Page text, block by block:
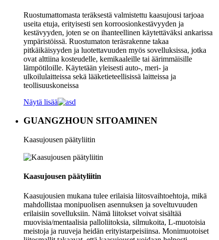
Ruostumattomasta teräksestä valmistettu kaasujousi tarjoaa
useita etuja, erityisesti sen korroosionkestävyyden ja
kestävyyden, joten se on ihanteellinen käytettäväksi ankarissa
ympäristöissä. Ruostumaton teräsrakenne takaa
pitkäikäisyyden ja luotettavuuden myös sovelluksissa, jotka
ovat alttiina kosteudelle, kemikaaleille tai äärimmäisille
lämpötiloille. Käytetään yleisesti auto-, meri- ja
ulkoilulaitteissa sekä lääketieteellisissä laitteissa ja
teollisuuskoneissa
Näytä lisää
GUANGZHOUN SITOAMINEN
Kaasujousen päätyliitin
Kaasujousen päätyliitin
Kaasujousien mukana tulee erilaisia ​​liitosvaihtoehtoja, mikä
mahdollistaa monipuolisen asennuksen ja soveltuvuuden
erilaisiin sovelluksiin. Nämä liitokset voivat sisältää
muovisia/mentaalisia palloliitoksia, silmukoita, L-muotoisia
meistoja ja ruuveja heidän erityistarpeisiinsa. Monimuotoiset